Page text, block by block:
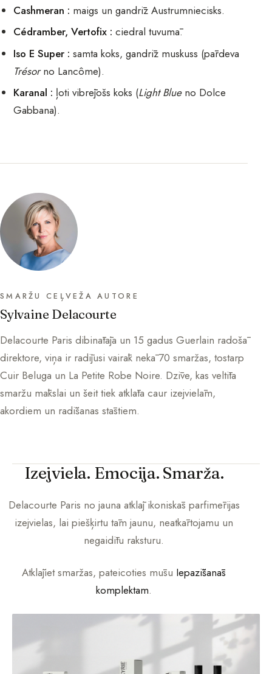
Cashmeran : maigs un gandrīz Austrumniecisks.
Cédramber, Vertofix : ciedral tuvumā.
Iso E Super : samta koks, gandrīz muskuss (pārdeva
Trésorno Lancôme).
Karanal : ļoti vibrējošs koks (Light Blueno Dolce
Gabbana).
SMARŽU CEĻVEŽA AUTORE
Sylvaine Delacourte
Delacourte Paris dibinātāja un 15 gadus Guerlain radošā
direktore, viņa ir radījusi vairāk nekā 70 smaržas, tostarp
Cuir Beluga un La Petite Robe Noire. Dzīve, kas veltīta
smaržu mākslai un šeit tiek atklāta caur izejvielām,
akordiem un radīšanas stāstiem.
Izejviela. Emocija. Smarža.
Delacourte Paris no jauna atklāj ikoniskās parfimērijas
izejvielas, lai piešķirtu tām jaunu, neatkārtojamu un
negaidītu raksturu.
Atklājiet smaržas, pateicoties mūsu Iepazīšanās
komplektam.